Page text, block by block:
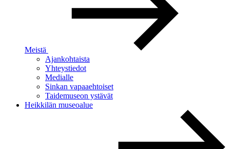
Meistä
Ajankohtaista
Yhteystiedot
Medialle
Sinkan vapaaehtoiset
Taidemuseon ystävät
Heikkilän museoalue